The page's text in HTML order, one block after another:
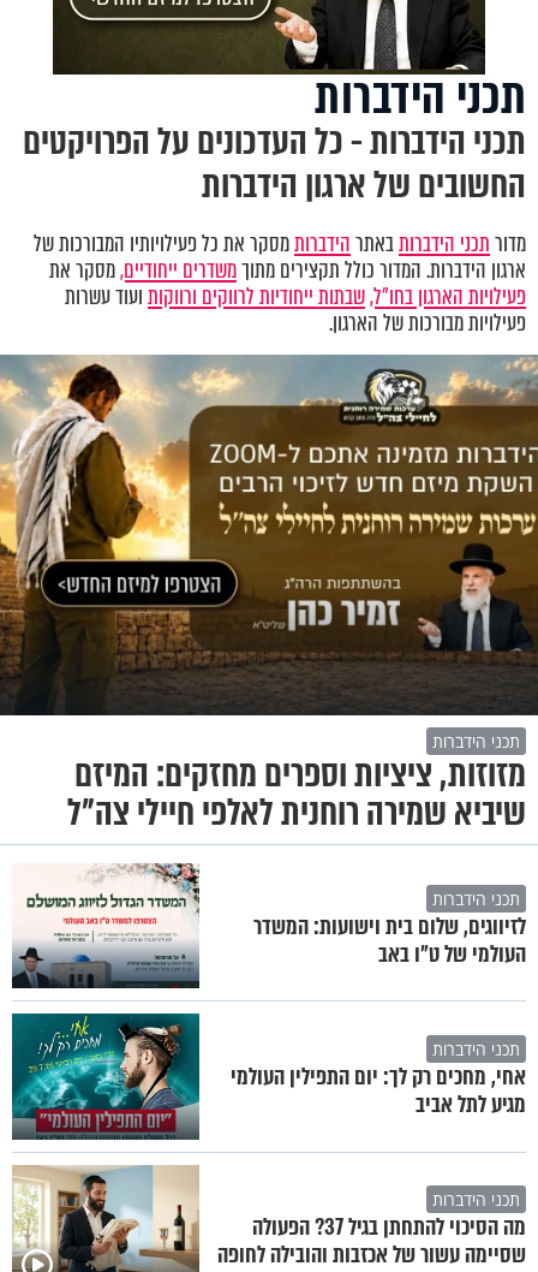
תכני הידברות
תכני הידברות - כל העדכונים על הפרויקטים
החשובים של ארגון הידברות
מדורתכני הידברותבאתרהידברותמסקר את כל פעילויותיו המבורכות של
ארגון הידברות. המדור כולל תקצירים מתוךמשדרים ייחודיים,מסקר את
פעילויות הארגון בחו"ל,שבתות ייחודיות לרווקים ורווקותועוד עשרות
פעילויות מבורכות של הארגון.
תכני הידברות
מזוזות, ציציות וספרים מחזקים: המיזם
שיביא שמירה רוחנית לאלפי חיילי צה"ל
תכני הידברות
לזיווגים, שלום בית וישועות: המשדר
העולמי של ט"ו באב
תכני הידברות
אחי, מחכים רק לך: יום התפילין העולמי
מגיע לתל אביב
תכני הידברות
מה הסיכוי להתחתן בגיל 37? הפעולה
שסיימה עשור של אכזבות והובילה לחופה